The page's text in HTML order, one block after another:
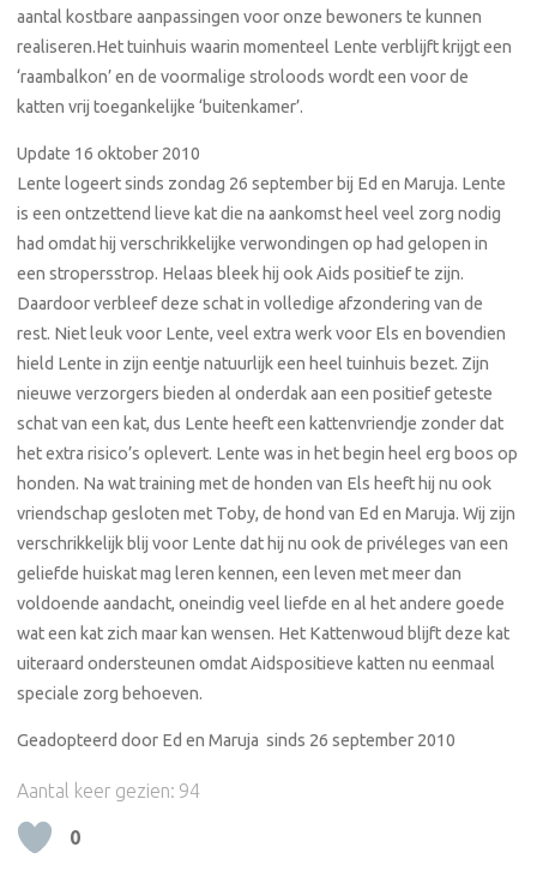
aantal kostbare aanpassingen voor onze bewoners te kunnen
realiseren.Het tuinhuis waarin momenteel Lente verblijft krijgt een
‘raambalkon’ en de voormalige stroloods wordt een voor de
katten vrij toegankelijke ‘buitenkamer’.
Update 16 oktober 2010
Lente logeert sinds zondag 26 september bij Ed en Maruja. Lente
is een ontzettend lieve kat die na aankomst heel veel zorg nodig
had omdat hij verschrikkelijke verwondingen op had gelopen in
een stropersstrop. Helaas bleek hij ook Aids positief te zijn.
Daardoor verbleef deze schat in volledige afzondering van de
rest. Niet leuk voor Lente, veel extra werk voor Els en bovendien
hield Lente in zijn eentje natuurlijk een heel tuinhuis bezet. Zijn
nieuwe verzorgers bieden al onderdak aan een positief geteste
schat van een kat, dus Lente heeft een kattenvriendje zonder dat
het extra risico’s oplevert. Lente was in het begin heel erg boos op
honden. Na wat training met de honden van Els heeft hij nu ook
vriendschap gesloten met Toby, de hond van Ed en Maruja. Wij zijn
verschrikkelijk blij voor Lente dat hij nu ook de privéleges van een
geliefde huiskat mag leren kennen, een leven met meer dan
voldoende aandacht, oneindig veel liefde en al het andere goede
wat een kat zich maar kan wensen. Het Kattenwoud blijft deze kat
uiteraard ondersteunen omdat Aidspositieve katten nu eenmaal
speciale zorg behoeven.
Geadopteerd door Ed en Maruja sinds 26 september 2010
Aantal keer gezien: 94
0